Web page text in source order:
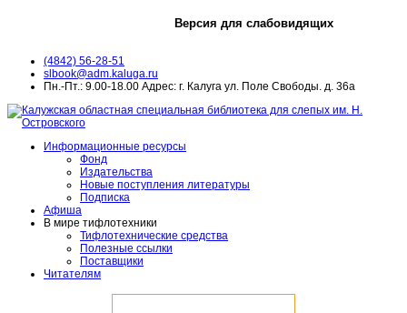
Версия для слабовидящих
(4842) 56-28-51
slbook@adm.kaluga.ru
Пн.-Пт.: 9.00-18.00 Адрес: г. Калуга ул. Поле Свободы. д. 36а
Информационные ресурсы
Фонд
Издательства
Новые поступления литературы
Подписка
Афиша
В мире тифлотехники
Тифлотехнические средства
Полезные ссылки
Поставщики
Читателям